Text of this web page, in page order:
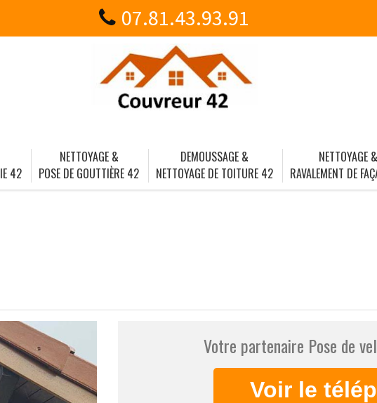
07.81.43.93.91
42
NETTOYAGE &
POSE DE GOUTTIÈRE 42
DEMOUSSAGE &
NETTOYAGE DE TOITURE 42
NETTOYAGE &
RAVALEMENT DE
Votre partenaire Pose de